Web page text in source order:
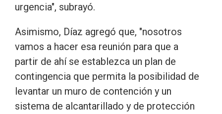
urgencia", subrayó.
Asimismo, Díaz agregó que, "nosotros
vamos a hacer esa reunión para que a
partir de ahí se establezca un plan de
contingencia que permita la posibilidad de
levantar un muro de contención y un
sistema de alcantarillado y de protección